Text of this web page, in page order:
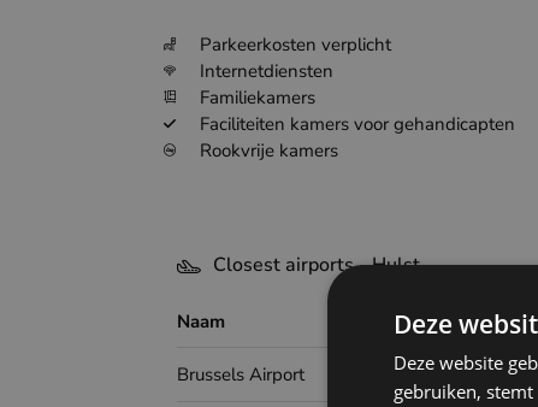
Parkeerkosten verplicht
Internetdiensten
Familiekamers
Faciliteiten kamers voor gehandicapten
Rookvrije kamers
Closest airports - Hulst
Naam
Brussels Airport
Deze
Deze website
gebruiken,